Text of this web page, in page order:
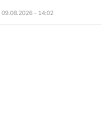
09.08.2026 - 14:02